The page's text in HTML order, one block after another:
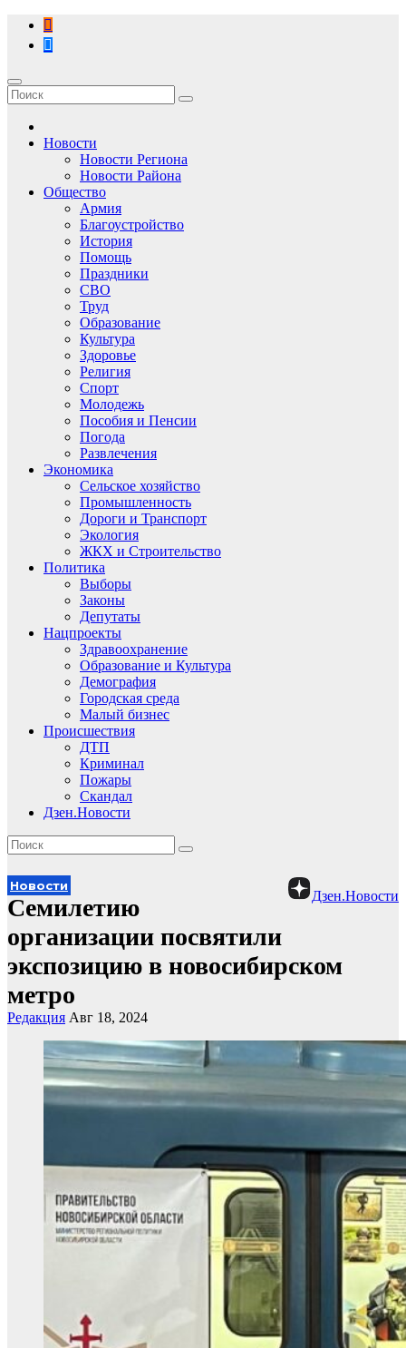
Перейти
содержимому
Новости
Новости Региона
Новости Района
Общество
Армия
Благоустройство
История
Помощь
Праздники
СВО
Труд
Образование
Культура
Здоровье
Религия
Спорт
Молодежь
Пособия и Пенсии
Погода
Развлечения
Экономика
Сельское хозяйство
Промышленность
Дороги и Транспорт
Экология
ЖКХ и Строительство
Политика
Выборы
Законы
Депутаты
Нацпроекты
Здравоохранение
Образование и Культура
Демография
Городская среда
Малый бизнес
Происшествия
ДТП
Криминал
Пожары
Скандал
Дзен.Новости
Дзен.Новости
Новости
Семилетию
организации посвятили
экспозицию в новосибирском
метро
Редакция Авг 18, 2024